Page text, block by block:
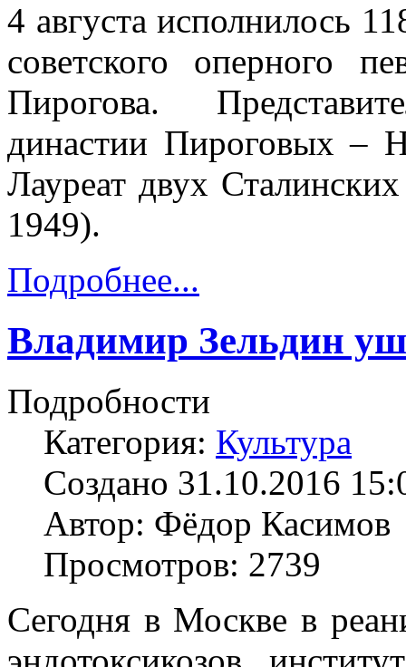
4 августа исполнилось
советского оперного
Пирогова.
династии Пироговых –
Лауреат двух
1949).
Подробнее...
Владимир Зельдин
Подробности
Категория: Культура
Создано 31.10.2016
Автор: Фёдор Касимов
Просмотров: 2739
Сегодня в Москве в